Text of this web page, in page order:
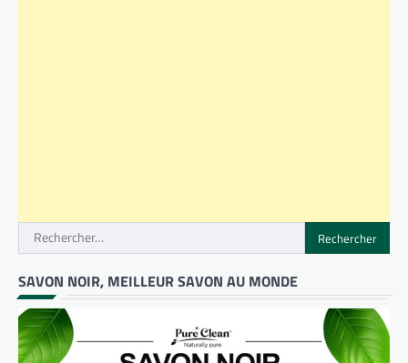
Rechercher :
SAVON NOIR, MEILLEUR SAVON AU MONDE